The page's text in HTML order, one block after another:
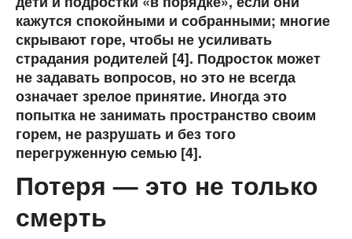
кажутся спокойными и собранными; многие
скрывают горе, чтобы не усиливать
страдания родителей [4]. Подросток может
не задавать вопросов, но это не всегда
означает зрелое принятие. Иногда это
попытка не занимать пространство своим
горем, не разрушать и без того
перегруженную семью [4].
Потеря — это не только
смерть